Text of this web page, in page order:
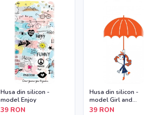
Husa din silicon -
model Enjoy
39 RON
Husa din silicon -
model Girl and
Umbrella
39 RON